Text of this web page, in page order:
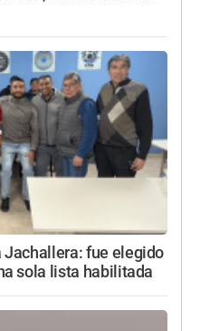
fue elegido
sola lista habilitada